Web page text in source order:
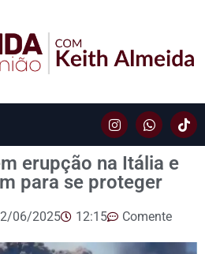
erupção na Itália e
para se proteger
06/2025 12:15 Comente